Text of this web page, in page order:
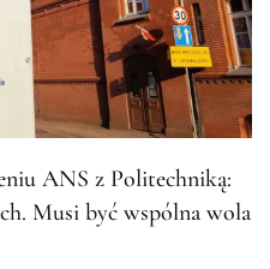
ANS z Politechniką:
Musi być wspólna wola